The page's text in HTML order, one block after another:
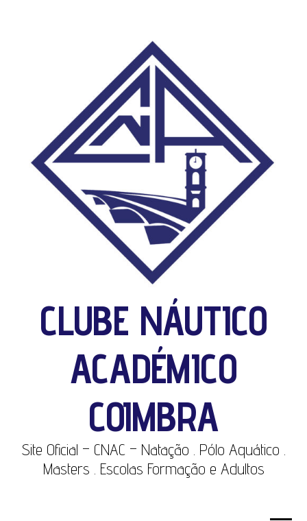
CLUBE NÁUTICO
ACADÉMICO
COIMBRA
Site Oficial – CNAC – Natação . Pólo Aquático .
Masters . Escolas Formação e Adultos